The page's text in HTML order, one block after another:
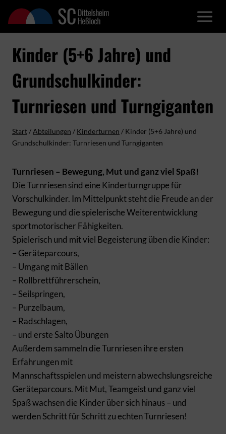
Inhalt
springen
Kinder (5+6 Jahre) und
Grundschulkinder:
Turnriesen und Turngiganten
Start/Abteilungen / Kinderturnen / Kinder (5+6 Jahre) und
Grundschulkinder: Turnriesen und Turngiganten
Turnriesen – Bewegung, Mut und ganz viel Spaß!
Die Turnriesen sind eine Kinderturngruppe für
Vorschulkinder. Im Mittelpunkt steht die Freude an der
Bewegung und die spielerische Weiterentwicklung
sportmotorischer Fähigkeiten.
Spielerisch und mit viel Begeisterung üben die Kinder:
– Geräteparcours,
– Umgang mit Bällen
– Rollbrettführerschein,
– Seilspringen,
– Purzelbaum,
– Radschlagen,
– und erste Salto Übungen
Außerdem sammeln die Turnriesen ihre ersten
Erfahrungen mit
Mannschaftsspielen und meistern abwechslungsreiche
Geräteparcours. Mit Mut, Teamgeist und ganz viel
Spaß wachsen die Kinder über sich hinaus – und
werden Schritt für Schritt zu echten Turnriesen!